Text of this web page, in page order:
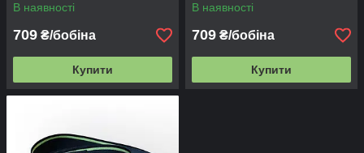
В наявності
709 ₴/бобіна
Купити
В наявності
709 ₴/бобіна
Купити